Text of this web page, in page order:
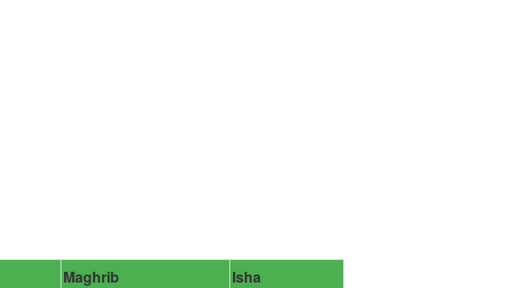
Maghrib
Isha